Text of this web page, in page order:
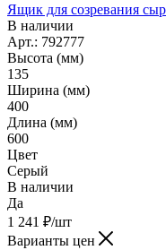
Ящик для созревания
В наличии
Арт.: 792777
Высота (мм)
135
Ширина (мм)
400
Длина (мм)
600
Цвет
Серый
В наличии
Да
1 241 ₽/шт
Варианты цен